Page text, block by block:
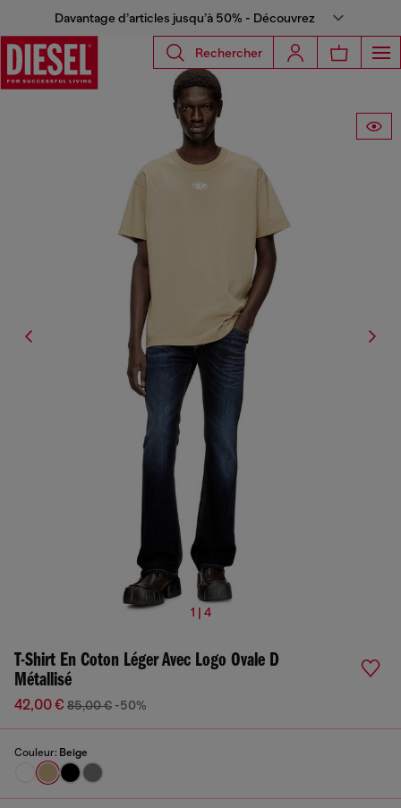
Davantage d’articles jusqu’à 50% - Découvrez
Rechercher
1 | 4
T-Shirt En Coton Léger Avec Logo Ovale D
Métallisé
42,00 € 85,00 € -50%
Couleur: Beige